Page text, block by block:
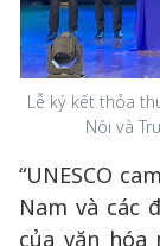
Lễ ký kết thỏa
Nội và
“UNESCO
Nam và các
của văn